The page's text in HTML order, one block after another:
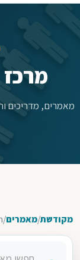
מאמרים, מדריכים
מקודשת/מאמרים/